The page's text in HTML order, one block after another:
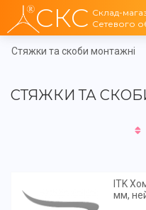
СКС Склад-
Сетевого
Стяжки та скоби монтажні
СТЯЖКИ ТА
ITK
мм,